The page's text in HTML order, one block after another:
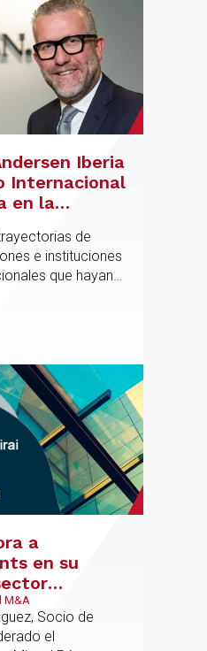
Iberia
Internacional
en la
Educación
de
e instituciones
que hayan
educativa
a
en su
con la
M&A
Socio de
el